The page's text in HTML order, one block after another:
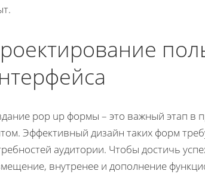
pop up формы – это важный этап в
Эффективный дизайн таких форм
аудитории. Чтобы достичь
внутренее и дополнение